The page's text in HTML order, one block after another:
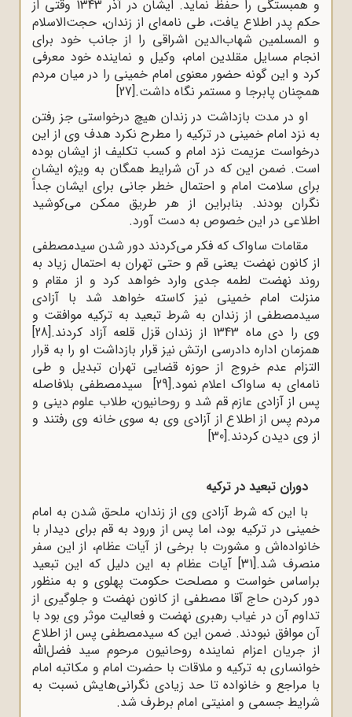
و همبستگی را حفظ نماید. ایشان در آذر 1343 وقتی از
حکم پدر اطلاع یافت، طی نامه‌ای از زندان، حجت‌الاسلام
و المسلمین شهاب‌الدین اشراقی را از جانب خود برای
انجام مسایل مقلدین امام، وکیل و نماینده خود معرفی
کرد و این گونه حضور معنوی امام خمینی را در میان مردم
همچنان پابرجا و مستمر نگاه داشت.[27]
او در مدت بازداشت در زندان هیچ درخواستی جز رفتن
به نزد امام خمینی در ترکیه را مطرح نکرد هدف وی از این
درخواست عزیمت نزد امام و کسب تکلیف از ایشان بوده
است. ضمن این که در آن شرایط همگان به ویژه ایشان
برای سلامت امام و احتمال خطر جانی برای ایشان جداً
نگران بودند. بنابراین از هر طریق ممکن می‌کوشید
اطلاعی در این خصوص به دست آورد.
مقامات ساواک که فکر می‌کردند دور شدن سیدمصطفی
از کانون نهضت یعنی قم و حتی تهران به احتمال زیاد به
روند نهضت لطمه جدی وارد خواهد کرد و از مقام و
منزلت امام خمینی نیز کاسته خواهد شد با آزادی
سیدمصطفی از زندان به شرط تبعید به ترکیه موافقت و
وی را دی ماه 1343 از زندان قزل قلعه آزاد کردند.
[28]
همزمان اداره دادرسی ارتش نیز قرار بازداشت او را به قرار
التزام عدم خروج از حوزه قضایی تهران تبدیل و طی
نامه‌ای به ساواک اعلام نمود.[29] سیدمصطفی بلافاصله
پس از آزادی عازم قم شد و روحانیون، طلاب علوم دینی و
مردم پس از اطلاع از آزادی وی به سوی خانه وی رفتند و
از وی دیدن کردند.[30]
دوران تبعید در ترکیه
با این که شرط آزادی وی از زندان، ملحق شدن به امام
خمینی در ترکیه بود، اما پس از ورود به قم برای دیدار با
خانواده‌اش و مشورت با برخی از آیات عظام، از این سفر
منصرف شد.[31] آیات عظام به این دلیل که این تبعید
براساس خواست و مصلحت حکومت پهلوی و به منظور
دور کردن حاج آقا مصطفی از کانون نهضت و جلوگیری از
تداوم آن در غیاب رهبری نهضت و فعالیت موثر وی بود با
آن موافق نبودند. ضمن این که سیدمصطفی پس از اطلاع
از جریان اعزام نماینده روحانیون مرحوم سید فضل‌الله
خوانساری به ترکیه و ملاقات با حضرت امام و مکاتبه امام
با مراجع و خانواده تا حد زیادی نگرانی‌هایش نسبت به
شرایط جسمی و امنیتی امام برطرف شد.